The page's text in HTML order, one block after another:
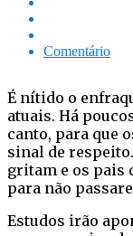
Comentário
É nítido o
atuais. Há
canto, para que
sinal de
gritam e os pais
para não
Estudos irão